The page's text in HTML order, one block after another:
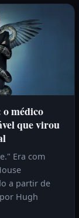
o médico
que virou
Era com
a partir de
Hugh